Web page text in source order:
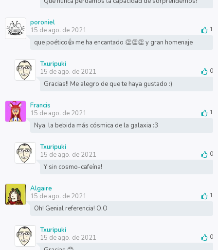
poroniel
15 de ago. de 2021
1
que poético👍 me ha encantado 👏👏👏 y gran homenaje
Txuripuki
15 de ago. de 2021
0
Gracias!! Me alegro de que te haya gustado :)
Francis
15 de ago. de 2021
1
Nya, la bebida más cósmica de la galaxia :3
Txuripuki
15 de ago. de 2021
0
Y sin cosmo-cafeína!
Algaire
15 de ago. de 2021
1
Oh! Genial referencia! O.O
Txuripuki
15 de ago. de 2021
0